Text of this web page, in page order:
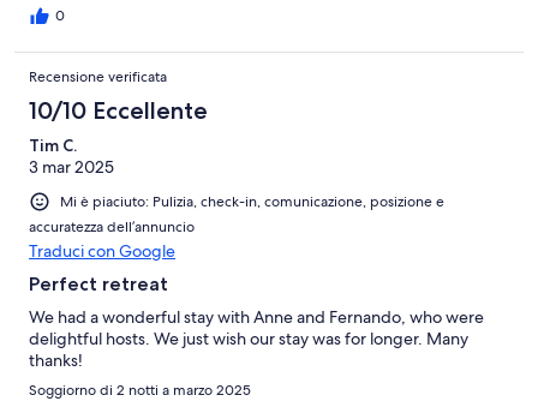
0
Recensione verificata
10/10 Eccellente
Tim C.
3 mar 2025
Mi è piaciuto: Pulizia, check-in, comunicazione, posizione e
accuratezza dell’annuncio
Traduci con Google
Perfect retreat
We had a wonderful stay with Anne and Fernando, who were
delightful hosts. We just wish our stay was for longer. Many
thanks!
Soggiorno di 2 notti a marzo 2025